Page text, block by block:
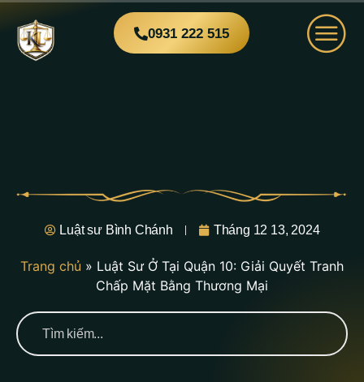
0931 222 515
Luật sư Bình Chánh Tháng 12 13, 2024
Trang chủ » Luật Sư Ở Tại Quận 10: Giải Quyết Tranh
Chấp Mặt Bằng Thương Mại